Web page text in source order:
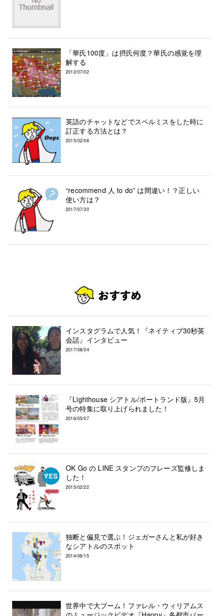
「華氏100度」は摂氏何度？華氏の感覚を理
解する
2012/07/02
英語のチャットなどでスペルミスをした時に
訂正する方法とは？
2015/02/06
“recommend 人 to do” は間違い！？正しい
使い方は？
2017/07/30
インスタグラムで人気！『ネイティブ30秒英
会話』インタビュー
2017/08/04
『Lighthouse シアトル/ポートランド版』5月
号の特集に取り上げられました！
2016/05/07
OK Go の LINE スタンプのフレーズ監修しま
した！
2015/02/22
独断と偏見で選ぶ！ジェガーさんと私が好き
なシアトルのスポット
2014/06/15
世界中で大ブーム！ファレル・ウィリアムス